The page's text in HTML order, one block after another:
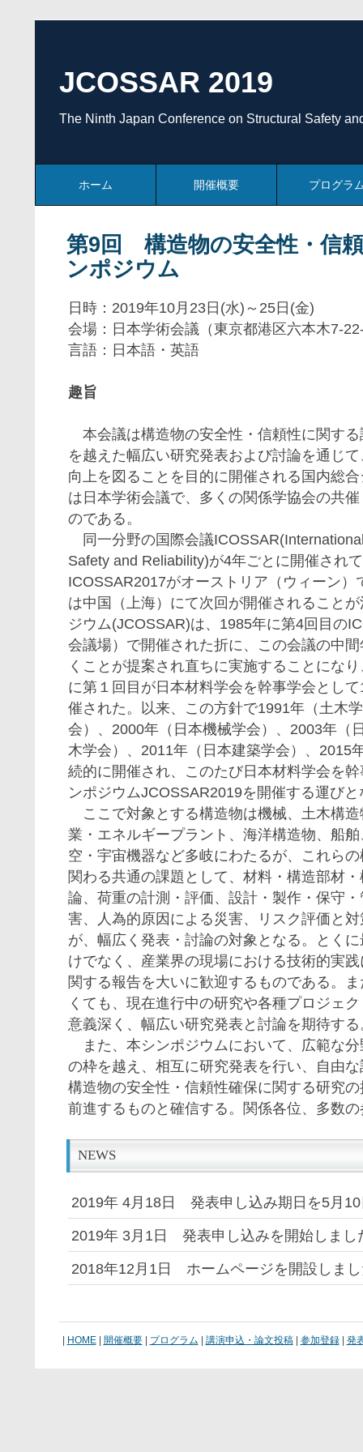
JCOSSAR 2019
The Ninth Japan Conference on Structural Safety
ホーム 開催概要 プログラ
第9回 構造物の安全性・信
ンポジウム
日時：2019年10月23日(水)～25日(金)
会場：日本学術会議（東京都港区六本木7-
言語：日本語・英語
趣旨
本会議は構造物の安全性・信頼性に関す
を越えた幅広い研究発表および討論を通じ
向上を図ることを目的に開催される国内総
は日本学術会議で、多くの関係学協会の共
のである。
同一分野の国際会議
Safety and Reliability)が4年ごとに開催され
ICOSSAR2017がオーストリア（ウィーン
は中国（上海）にて次回が開催されること
ジウム(JCOSSAR)は、1985年に第4回目の
会議場）で開催された折に、この会議の中
くことが提案され直ちに実施することにな
に第１回目が日本材料学会を幹事学会とし
催された。以来、この方針で1991年（土木
会）、2000年（日本機械学会）、2003年（
木学会）、2011年（日本建築学会）、2015
続的に開催され、このたび日本材料学会を
ンポジウムJCOSSAR2019を開催する運びと
ここで対象とする構造物は機械、土木構
業・エネルギープラント、海洋構造物、船
空・宇宙機器など多岐にわたるが、これら
関わる共通の課題として、材料・構造部材
論、荷重の計測・評価、設計・製作・保守
害、人為的原因による災害、リスク評価と
が、幅広く発表・討論の対象となる。とく
けでなく、産業界の現場における技術的実
関する報告を大いに歓迎するものである。
くても、現在進行中の研究や各種プロジェ
意義深く、幅広い研究発表と討論を期待する
また、本シンポジウムにおいて、広範な
の枠を越え、相互に研究発表を行い、自由
構造物の安全性・信頼性確保に関する研究
前進するものと確信する。関係各位、多数
NEWS
2019年 4月18日 発表申し込み期日を5月10
2019年 3月1日 発表申し込みを開始しまし
2018年12月1日 ホームページを開設しま
HOME| 開催概要| プログラム 講演申込・論文投稿| 参加登録| 発